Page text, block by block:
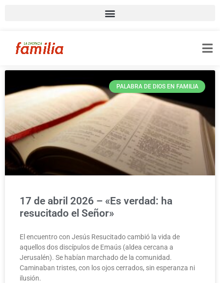
PALABRA DE DIOS EN FAMILIA
17 de abril 2026 – «Es verdad: ha
resucitado el Señor»
El encuentro con Jesús Resucitado cambió la vida de
aquellos dos discípulos de Emaús (aldea cercana a
Jerusalén). Se habían marchado de la comunidad.
Caminaban tristes, con los ojos cerrados, sin esperanza ni
ilusión.